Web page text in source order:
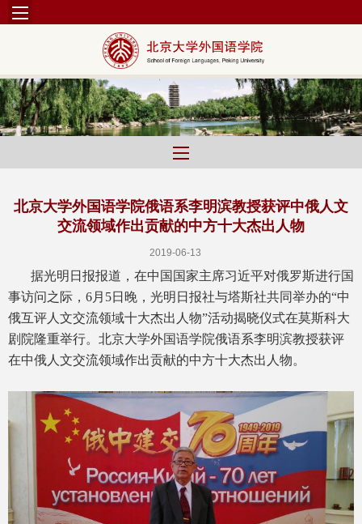
北京大学外国语学院俄语系李明滨教授获评中俄人文
交流领域作出贡献的中方十大杰出人物
2019-06-13
据光明日报报道，在中国国家主席习近平对俄罗斯进行国
事访问之际，6月5日晚，光明日报社与塔斯社共同举办的“中
俄互评人文交流领域十大杰出人物”活动揭晓仪式在莫斯科大
剧院隆重举行。北京大学外国语学院俄语系李明滨教授获评
在中俄人文交流领域作出贡献的中方十大杰出人物。